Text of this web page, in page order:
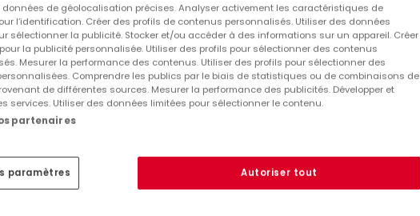
Appartement2 chambresà vendreàRedange
939 900 €
107
données de géolocalisation précises. Analyser activement les caractéristiques de
l’identification. Créer des profils de contenus personnalisés. Utiliser des données
sélectionner la publicité. Stocker et/ou accéder à des informations sur un appareil. Créer
la publicité personnalisée. Utiliser des profils pour sélectionner des contenus
Mesurer la performance des contenus. Utiliser des profils pour sélectionner des
Comprendre les publics par le biais de statistiques ou de combinaisons de
de différentes sources. Mesurer la performance des publicités. Développer et
services. Utiliser des données limitées pour sélectionner le contenu.
partenaires
paramètres Autoriser tout